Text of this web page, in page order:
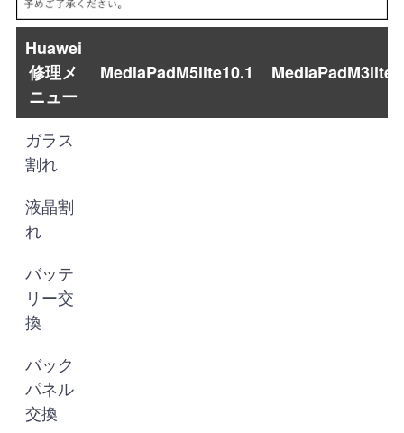
Huawei
修理メ
ニュー
MediaPadM5lite10.1 MediaPadM3lite
ガラス
割れ
液晶割
れ
バッテ
リー交
換
バック
パネル
交換